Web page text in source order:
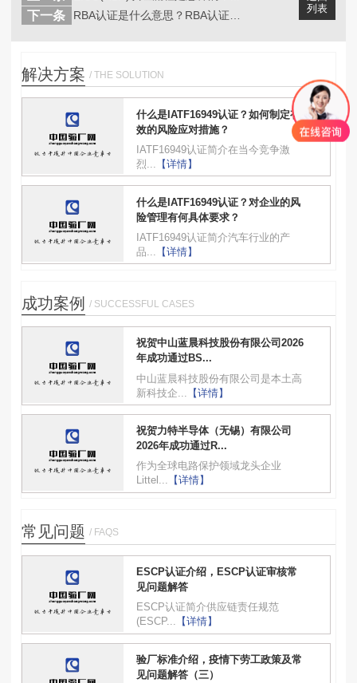
列表
下一条
解决方案 / THE SOLUTION
什么是IATF16949认证？如何制定有
效的风险应对措施？
IATF16949认证简介在当今竞争激
烈...
【详情】
什么是IATF16949认证？对企业的风
险管理有何具体要求？
IATF16949认证简介汽车行业的产
品...
【详情】
成功案例 / SUCCESSFUL CASES
祝贺中山蓝晨科技股份有限公司2026
年成功通过BS...
中山蓝晨科技股份有限公司是本土高
新科技企...
【详情】
祝贺力特半导体（无锡）有限公司
2026年成功通过R...
作为全球电路保护领域龙头企业
Littel... 【详情】
常见问题 / FAQS
ESCP认证介绍，ESCP认证审核常
见问题解答
ESCP认证简介供应链责任规范
(ESCP... 【详情】
验厂标准介绍，疫情下劳工政策及常
见问题解答（三）